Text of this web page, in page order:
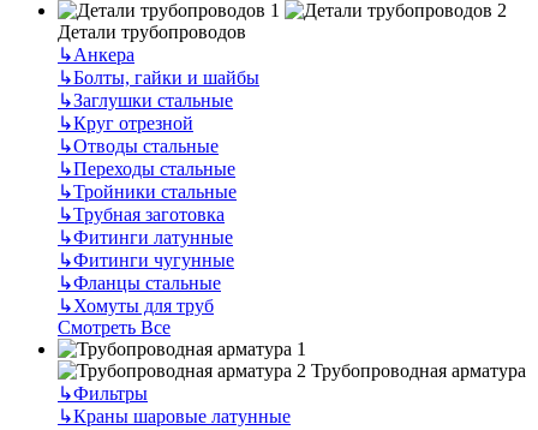
Детали трубопроводов
↳Анкера
↳Болты, гайки и шайбы
↳Заглушки стальные
↳Круг отрезной
↳Отводы стальные
↳Переходы стальные
↳Тройники стальные
↳Трубная заготовка
↳Фитинги латунные
↳Фитинги чугунные
↳Фланцы стальные
↳Хомуты для труб
Смотреть Все
Трубопроводная арматура
↳Фильтры
↳Краны шаровые латунные